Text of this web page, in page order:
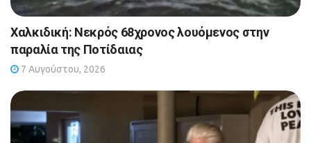
Χαλκιδική: Νεκρός 68χρονος λουόμενος στην
παραλία της Ποτίδαιας
7 Αυγούστου, 2026